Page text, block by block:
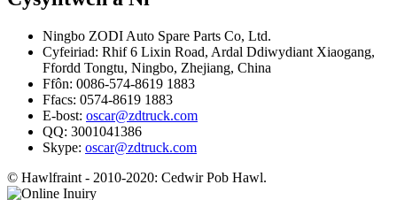
Ningbo ZODI Auto Spare Parts Co, Ltd.
Cyfeiriad: Rhif 6 Lixin Road, Ardal Ddiwydiant Xiaogang,
Ffordd Tongtu, Ningbo, Zhejiang, China
Ffôn: 0086-574-8619 1883
Ffacs: 0574-8619 1883
E-bost: oscar@zdtruck.com
QQ: 3001041386
Skype: oscar@zdtruck.com
© Hawlfraint - 2010-2020: Cedwir Pob Hawl.